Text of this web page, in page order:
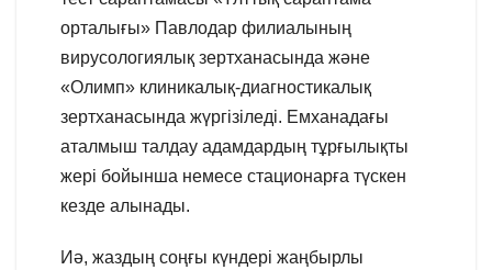
орталығы» Павлодар филиалының
вирусологиялық зертханасында және
«Олимп» клиникалық-диагностикалық
зертханасында жүргізіледі. Емханадағы
аталмыш талдау адамдардың тұрғылықты
жері бойынша немесе стационарға түскен
кезде алынады.
Иә, жаздың соңғы күндері жаңбырлы